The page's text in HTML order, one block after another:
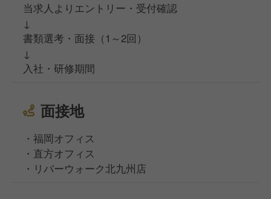
当求人よりエントリー・受付確認
↓
書類選考・面接（1～2回）
↓
入社・研修期間
面接地
・福岡オフィス
・直方オフィス
・リバーウォーク北九州店